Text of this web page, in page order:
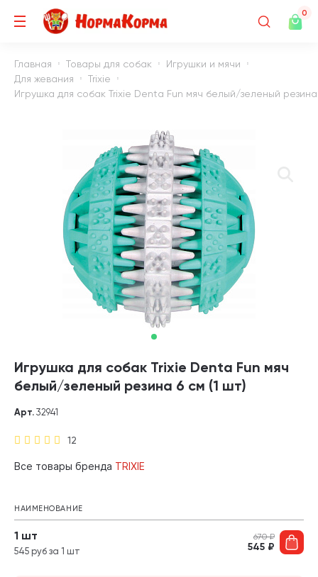
0
Главная Товары для собак
Игрушки и мячи
Для жевания
Trixie
Игрушка для собак Trixie Denta Fun мяч белый/зеленый
Игрушка для собак Trixie Denta Fun мяч
белый/зеленый резина 6 см (1 шт)
12
Арт. 32941
Все товары бренда TRIXIE
НАИМЕНОВАНИЕ
1 шт
545 руб за 1 шт
670₽
545 ₽